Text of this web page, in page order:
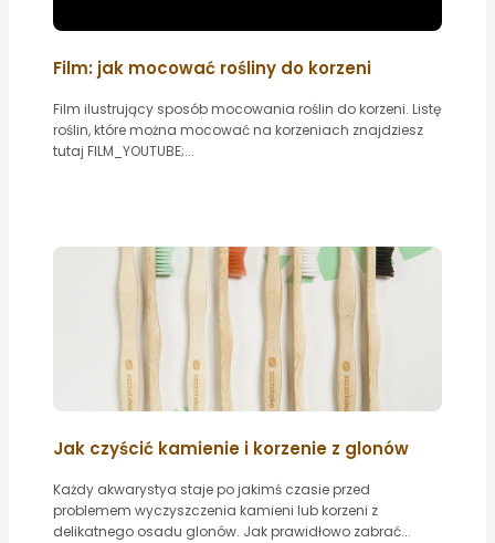
Film: jak mocować rośliny do korzeni
Film ilustrujący sposób mocowania roślin do korzeni. Listę
roślin, które można mocować na korzeniach znajdziesz
tutaj FILM_YOUTUBE;...
Jak czyścić kamienie i korzenie z glonów
Każdy akwarystya staje po jakimś czasie przed
problemem wyczyszczenia kamieni lub korzeni z
delikatnego osadu glonów. Jak prawidłowo zabrać...